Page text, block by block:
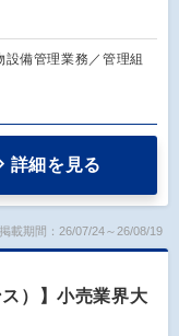
備管理業務／管理組
詳細を見る
掲載期間：26/07/24～26/08/19
）】小売業界大